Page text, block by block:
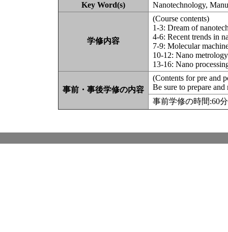
Key Word(s)
Nanotechnology,
学修内容
(Course contents)
1-3: Dream of
4-6: Recent trends in
7-9: Molecular
10-12: Nano metrology
13-16: Nano
事前・事後学修の内容
(Contents for pre and
Be sure to prepare
事前学修の時間